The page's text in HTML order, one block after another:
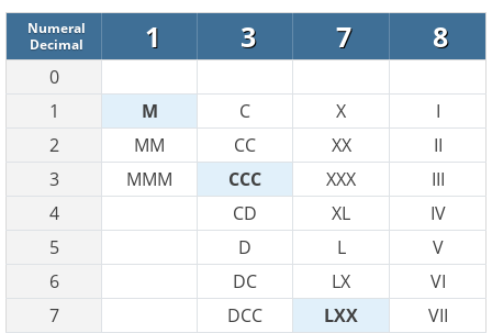
Numeral
Decimal
1 3 7 8
0
1
M C X
I
2
MM CC XX
II
3
MMM CCC XXX
III
4
CD XL
IV
5
D L
V
6
DC LX
VI
7
DCC LXX
VII